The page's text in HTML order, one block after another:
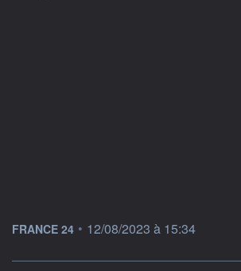
information fournie par
FRANCE 24 • 12/08/2023 à 15:34